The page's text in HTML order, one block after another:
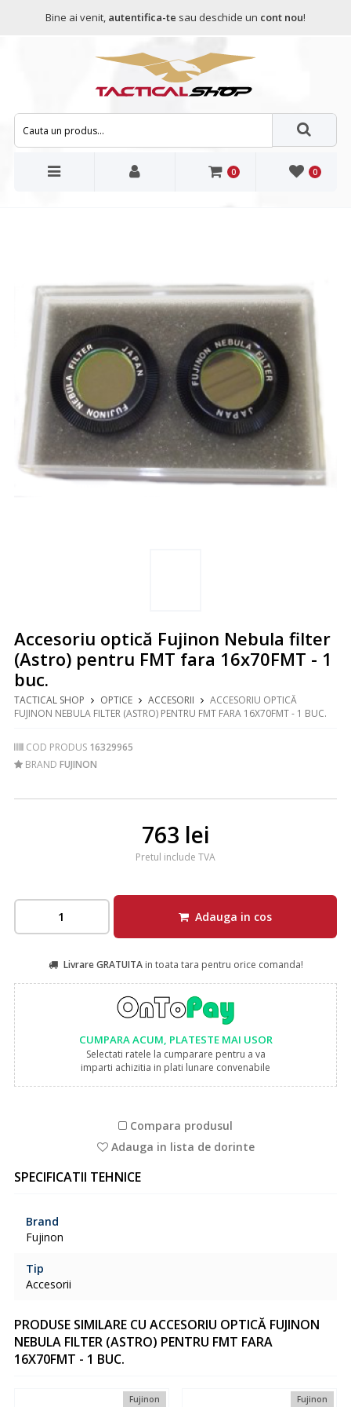
Bine ai venit, autentifica-te sau deschide un cont nou!
0 0
Accesoriu optică Fujinon Nebula filter
(Astro) pentru FMT fara 16x70FMT - 1
buc.
TACTICAL SHOP OPTICE ACCESORII
ACCESORIU OPTICĂ
FUJINON NEBULA FILTER (ASTRO) PENTRU FMT FARA 16X70FMT - 1 BUC.
COD PRODUS 16329965
BRAND FUJINON
763 lei
Pretul include TVA
Adauga in cos
Livrare GRATUITAin toata tara pentru orice comanda!
CUMPARA ACUM, PLATESTE MAI USOR
Selectati ratele la cumparare pentru a va
imparti achizitia in plati lunare convenabile
Compara produsul
Adauga in lista de dorinte
SPECIFICATII TEHNICE
Brand
Fujinon
Tip
Accesorii
PRODUSE SIMILARE CU ACCESORIU OPTICĂ FUJINON
NEBULA FILTER (ASTRO) PENTRU FMT FARA
16X70FMT - 1 BUC.
Fujinon Fujinon